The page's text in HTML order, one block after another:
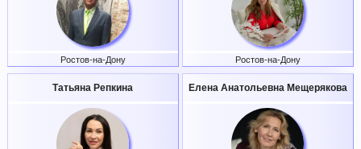
Ростов-на-Дону Ростов-на-Дону
Татьяна Репкина Елена Анатольевна Мещерякова